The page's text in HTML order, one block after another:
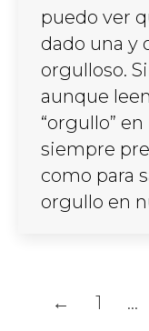
puedo ver
dado una y
orgulloso.
aunque
“orgullo”
siempre
como para
orgullo en
← 1 …